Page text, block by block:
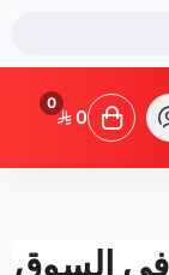
0
0
في السوق